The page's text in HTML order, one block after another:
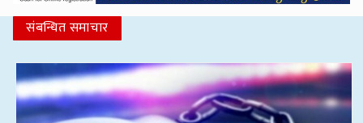
संबन्धित समाचार